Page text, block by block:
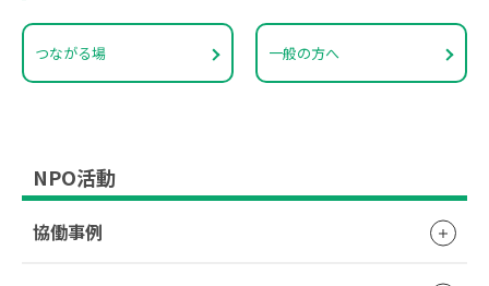
つながる場 一般の方へ
NPO活動
協働事例